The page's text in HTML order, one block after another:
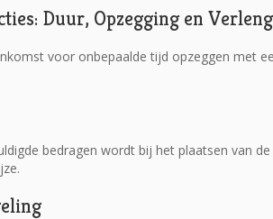
Duur, Opzegging en
voor onbepaalde tijd opzeggen met
bedragen wordt bij het plaatsen van